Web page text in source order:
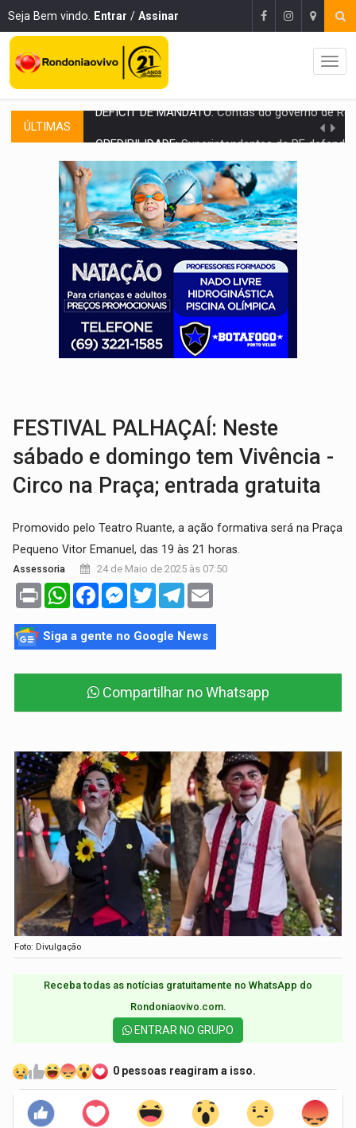
Seja Bem vindo. Entrar / Assinar
ÚLTIMAS Superintendentes da PF defendem independência e apoio
ALIANÇA PODEROSA:Chapa vitaminada pode alcançar larga e boa
SÃO PAULO:PM abre concurso público com 2.000 vagas para
CINEAMAZÔNIA:Filmes rondonienses provocam debate sobre temas urgentes
Publicação Legal:AVISO DE LICITAÇÃO: PREGÃO ELETRÔNICO Nº
RUA DAS PENHAS: MPRO promove intervenção artística pelos
PEDIDO DE PROVIDÊNCIA:Erosão ameaça acesso a bairros às margens do
ELEIÇÕES 2026: Policial candidato a deputado federal do PL declara
DÉFICIT DE MANDATO:
FESTIVAL PALHAÇAÍ: Neste
sábado e domingo tem Vivência -
Circo na Praça; entrada gratuita
Promovido pelo Teatro Ruante, a ação formativa será na Praça
Pequeno Vitor Emanuel, das 19 às 21 horas.
Assessoria 24 de Maio de 2025 às 07:50
Print WhatsAppFacebookMessenger
TwitterTelegram
Siga a gente no Google News
Compartilhar no Whatsapp
Foto: Divulgação
Receba todas as notícias gratuitamente no WhatsApp do
Rondoniaovivo.com.​
ENTRAR NO GRUPO
0 pessoas reagiram a isso.